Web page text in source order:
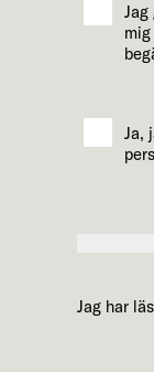
Ja,
Jag har